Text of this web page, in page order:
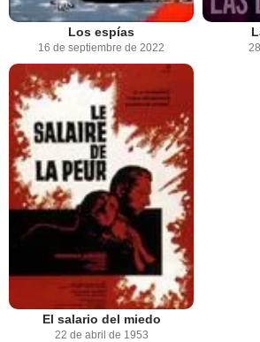
Los espías
16 de septiembre de 2022
El salario del miedo
22 de abril de 1953